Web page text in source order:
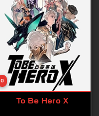
0
To Be Hero X